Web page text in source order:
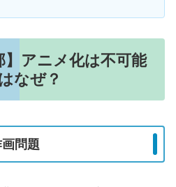
】アニメ化は不可能
なぜ？
問題